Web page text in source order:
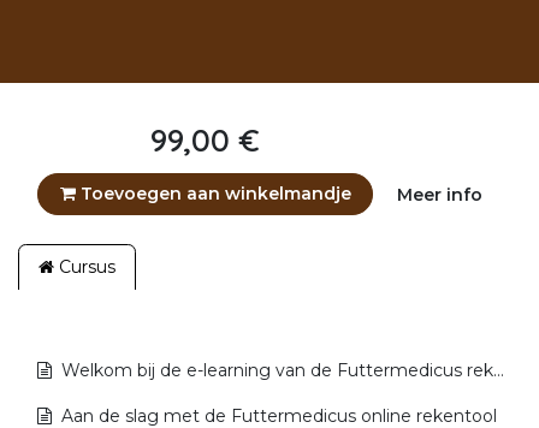
99,00 €
Toevoegen aan winkelmandje Meer info
Cursus
Welkom bij de e-learning van de Futtermedicus rekentool
Aan de slag met de Futtermedicus online rekentool